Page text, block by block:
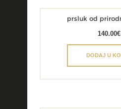
prsluk od
140.00€
DODAJ U